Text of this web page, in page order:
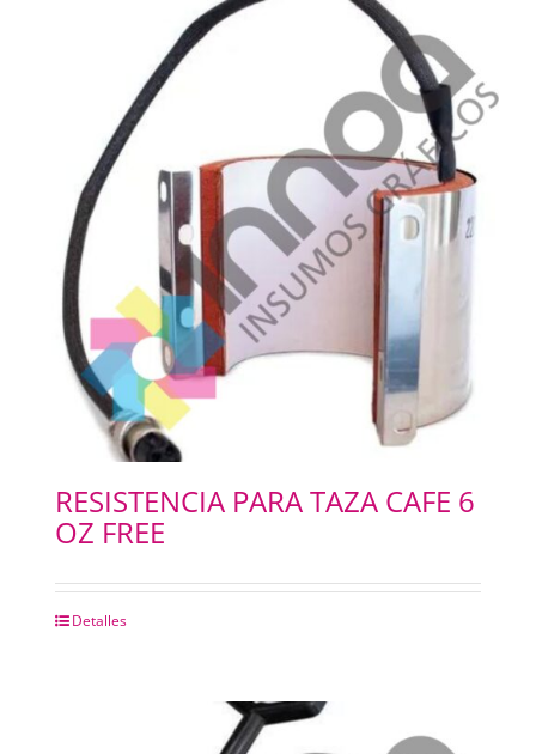
RESISTENCIA PARA TAZA CAFE 6
OZ FREE
Detalles